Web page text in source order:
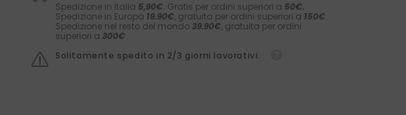
Spedizione in Italia 5,90€. Gratis per ordini superiori a 50€.
Spedizione in Europa 19.90€, gratuita per ordini superiori a 150€.
Spedizione nel resto del mondo 39.90€, gratuita per ordini
superiori a 300€
Solitamente spedito in 2/3 giorni lavorativi.